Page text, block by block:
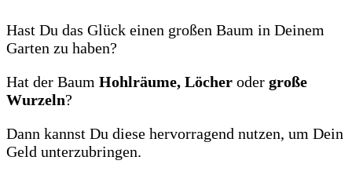
Hast Du das Glück einen großen Baum in Deinem
Garten zu haben?
Hat der Baum Hohlräume, Löcher oder große
Wurzeln?
Dann kannst Du diese hervorragend nutzen, um Dein
Geld unterzubringen.